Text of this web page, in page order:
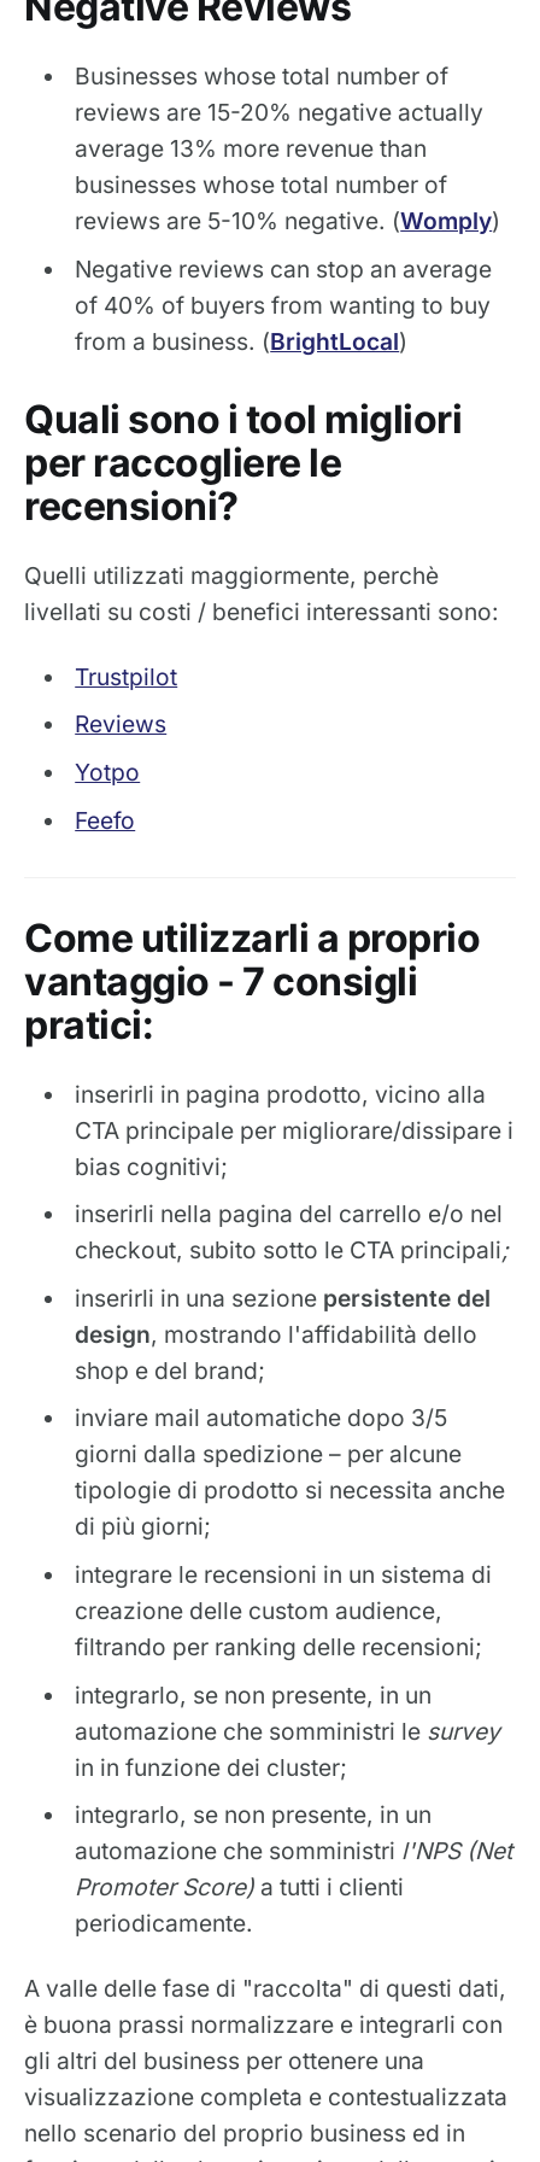
Businesses whose total number of
reviews are 15-20% negative actually
average 13% more revenue than
businesses whose total number of
reviews are 5-10% negative. (Womply)
Negative reviews can stop an average
of 40% of buyers from wanting to buy
from a business. (BrightLocal)
Quali sono i tool migliori
per raccogliere le
recensioni?
Quelli utilizzati maggiormente, perchè
livellati su costi / benefici interessanti sono:
Trustpilot
Reviews
Yotpo
Feefo
Come utilizzarli a proprio
vantaggio - 7 consigli
pratici:
inserirli in pagina prodotto, vicino alla
CTA principale per migliorare/dissipare i
bias cognitivi;
inserirli nella pagina del carrello e/o nel
checkout, subito sotto le CTA principali;
inserirli in una sezione persistente del
design, mostrando l'affidabilità dello
shop e del brand;
inviare mail automatiche dopo 3/5
giorni dalla spedizione – per alcune
tipologie di prodotto si necessita anche
di più giorni;
integrare le recensioni in un sistema di
creazione delle custom audience,
filtrando per ranking delle recensioni;
integrarlo, se non presente, in un
automazione che somministri le survey
in in funzione dei cluster;
integrarlo, se non presente, in un
automazione che somministri l'NPS (Net
Promoter Score) a tutti i clienti
periodicamente.
A valle delle fase di "raccolta" di questi dati,
è buona prassi normalizzare e integrarli con
gli altri del business per ottenere una
visualizzazione completa e contestualizzata
nello scenario del proprio business ed in